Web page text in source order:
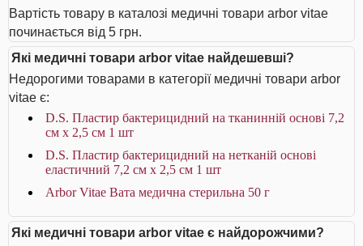
Вартість товару в каталозі медичні товари arbor vitae
починається від 5 грн.
Які медичні товари arbor vitae найдешевші?
Недорогими товарами в категорії медичні товари arbor
vitae є:
D.S. Пластир бактерицидний на тканинній основі 7,2
см х 2,5 см 1 шт
D.S. Пластир бактерицидний на нетканій основі
еластичний 7,2 см х 2,5 см 1 шт
Arbor Vitae Вата медична стерильна 50 г
Які медичні товари arbor vitae є найдорожчими?